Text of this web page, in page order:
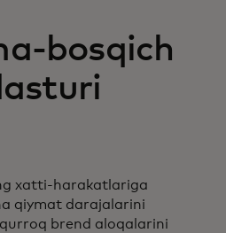
bosqich
xatti-harakatlariga
qiymat darajalarini
brend aloqalarini